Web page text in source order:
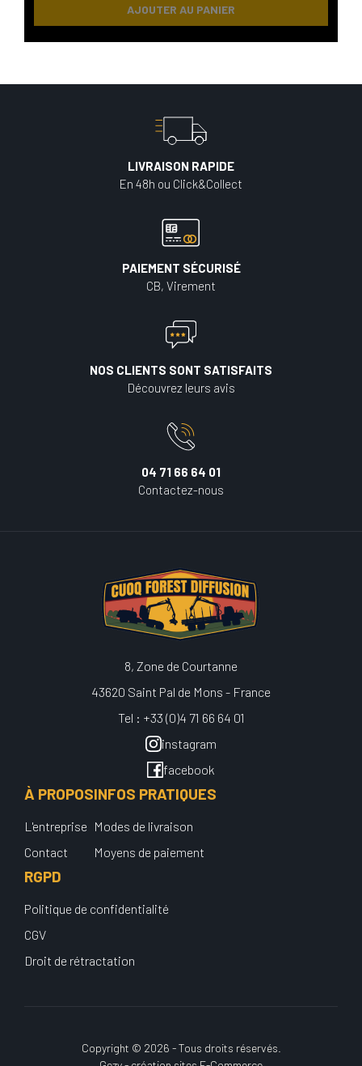
AJOUTER AU PANIER
LIVRAISON RAPIDE
En 48h ou Click&Collect
PAIEMENT SÉCURISÉ
CB, Virement
NOS CLIENTS SONT SATISFAITS
Découvrez leurs avis
04 71 66 64 01
Contactez-nous
8, Zone de Courtanne
43620 Saint Pal de Mons - France
Tel : +33 (0)4 71 66 64 01
instagram
facebook
À PROPOS
L'entreprise
Contact
INFOS PRATIQUES
Modes de livraison
Moyens de paiement
RGPD
Politique de confidentialité
CGV
Droit de rétractation
Copyright © 2026 - Tous droits réservés.